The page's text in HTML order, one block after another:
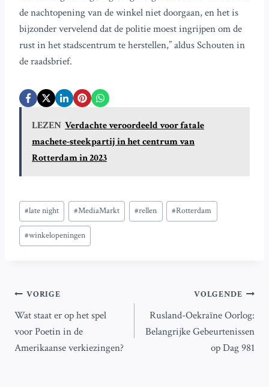
de nachtopening van de winkel niet doorgaan, en het is
bijzonder vervelend dat de politie moest ingrijpen om de
rust in het stadscentrum te herstellen,” aldus Schouten in
de raadsbrief.
LEZEN Verdachte veroordeeld voor fatale
machete-steekpartij in het centrum van
Rotterdam in 2023
Bericht
tags:
#late night #MediaMarkt #rellen #Rotterdam
#winkelopeningen
Bericht
navigatie
VORIGE
Wat staat er op het spel
voor Poetin in de
Amerikaanse verkiezingen?
VOLGENDE
Rusland-Oekraïne Oorlog:
Belangrijke Gebeurtenissen
op Dag 981